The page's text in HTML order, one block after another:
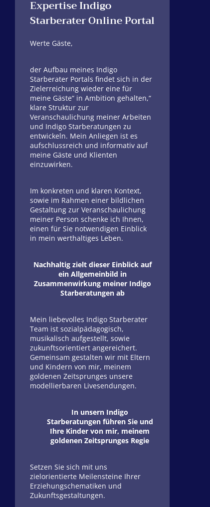
Expertise Indigo
Starberater Online Portal
Werte Gäste,
der Aufbau meines Indigo
Starberater Portals findet sich in der
Zielerreichung wieder eine für
meine Gäste“ in Ambition gehalten,“
klare Struktur zur
Veranschaulichung meiner Arbeiten
und Indigo Starberatungen zu
entwickeln. Mein Anliegen ist es
aufschlussreich und informativ auf
meine Gäste und Klienten
einzuwirken.
Im konkreten und klaren Kontext,
sowie im Rahmen einer bildlichen
Gestaltung zur Veranschaulichung
meiner Person schenke ich Ihnen,
einen für Sie notwendigen Einblick
in mein werthaltiges Leben.
Nachhaltig zielt dieser Einblick auf
ein Allgemeinbild in
Zusammenwirkung meiner Indigo
Starberatungen ab
Mein liebevolles Indigo Starberater
Team ist sozialpädagogisch,
musikalisch aufgestellt, sowie
zukunftsorientiert angereichert.
Gemeinsam gestalten wir mit Eltern
und Kindern von mir, meinem
goldenen Zeitsprunges unsere
modellierbaren Livesendungen.
In unsern Indigo
Starberatungen führen Sie und
Ihre Kinder von mir, meinem
goldenen Zeitsprunges Regie
Setzen Sie sich mit uns
zielorientierte Meilensteine Ihrer
Erziehungschematiken und
Zukunftsgestaltungen.